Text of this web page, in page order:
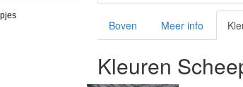
Boven Meer info
Kleuren